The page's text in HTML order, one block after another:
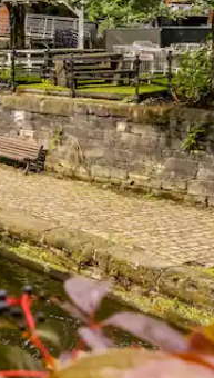
eða strjúka.